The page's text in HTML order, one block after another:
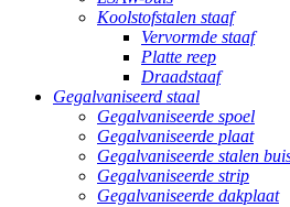
Koolstofstalen staaf
Vervormde staaf
Platte reep
Draadstaaf
Gegalvaniseerd staal
Gegalvaniseerde spoel
Gegalvaniseerde plaat
Gegalvaniseerde stalen
Gegalvaniseerde strip
Gegalvaniseerde dakplaat